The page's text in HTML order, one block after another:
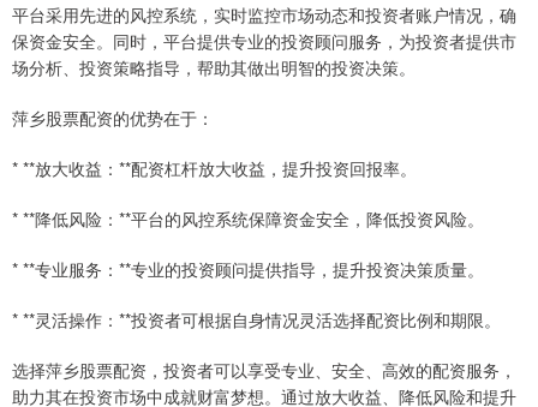
平台采用先进的风控系统，实时监控市场动态和投资者账户情况，确
保资金安全。同时，平台提供专业的投资顾问服务，为投资者提供市
场分析、投资策略指导，帮助其做出明智的投资决策。
萍乡股票配资的优势在于：
* **放大收益：**配资杠杆放大收益，提升投资回报率。
* **降低风险：**平台的风控系统保障资金安全，降低投资风险。
* **专业服务：**专业的投资顾问提供指导，提升投资决策质量。
* **灵活操作：**投资者可根据自身情况灵活选择配资比例和期限。
选择萍乡股票配资，投资者可以享受专业、安全、高效的配资服务，
助力其在投资市场中成就财富梦想。通过放大收益、降低风险和提升